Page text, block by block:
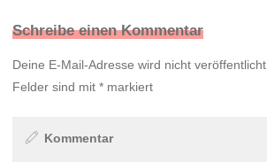
Schreibe einen Kommentar
Deine E-Mail-Adresse wird nicht veröffentlicht.
Felder sind mit* markiert